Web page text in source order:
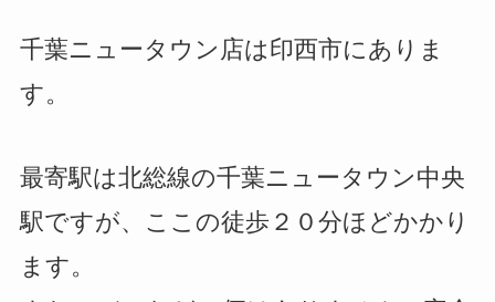
千葉ニュータウン店は印西市にありま
す。
最寄駅は北総線の千葉ニュータウン中央
駅ですが、ここの徒歩２０分ほどかかり
ます。